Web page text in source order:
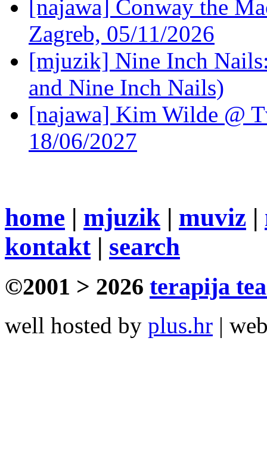
[najawa] Conway the
Zagreb, 05/11/2026
[mjuzik] Nine Inch
and Nine Inch Nails)
[najawa] Kim Wilde @
18/06/2027
home | mjuzik | muviz |
kontakt| search
©2001 > 2026 terapija
well hosted by plus.hr |